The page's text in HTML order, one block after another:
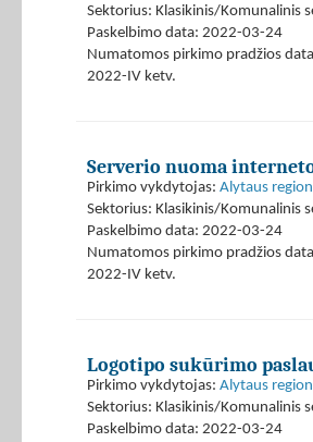
Sektorius: Klasikinis/Komunalinis
Paskelbimo data: 2022-03-24
Numatomos pirkimo pradžios
2022-IV ketv.
Serverio nuoma
Pirkimo vykdytojas: Alytaus
Sektorius: Klasikinis/Komunalinis
Paskelbimo data: 2022-03-24
Numatomos pirkimo pradžios
2022-IV ketv.
Logotipo sukūrimo
Pirkimo vykdytojas: Alytaus
Sektorius: Klasikinis/Komunalinis
Paskelbimo data: 2022-03-24